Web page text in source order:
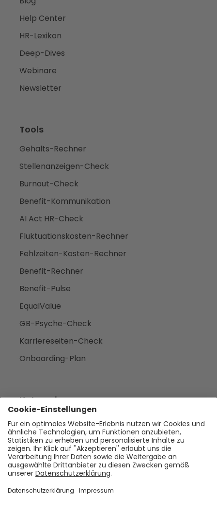
Help Center
HR-Lexikon
Deep-Dives
Webinare
Newsletter
Tools
Gehalts-Rechner
Stellenanzeigen-Check
Burnout-Check
Benefit-Kommunikation
AI Act HR-Check
Fluktuationskosten-Rechner
Fehlzeiten-Kosten-Rechner
Benefit-Rechner
Benefit-Pulse
EqualValue
GB-Psyche-Check
Karriereseiten-Check
Onboarding-Plan
Unternehmen
Empfehlen
Über uns
Presse
Karriere
Rechtliches